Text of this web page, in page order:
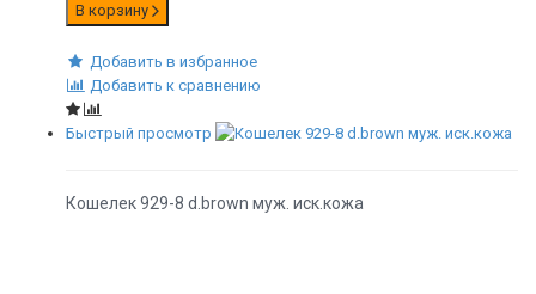
В корзину
Добавить в избранное
Добавить к сравнению
Быстрый просмотр
Кошелек 929-8 d.brown муж. иск.кожа